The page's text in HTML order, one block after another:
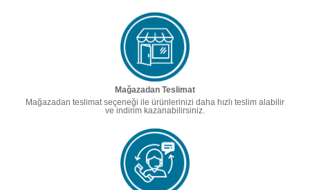
Mağazadan Teslimat
Mağazadan teslimat seçeneği ile ürünlerinizi daha hızlı teslim alabilir
ve indirim kazanabilirsiniz.